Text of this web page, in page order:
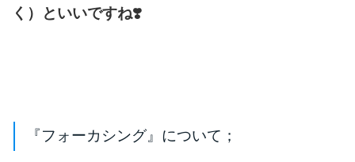
く）といいですね❣️
『フォーカシング』について；